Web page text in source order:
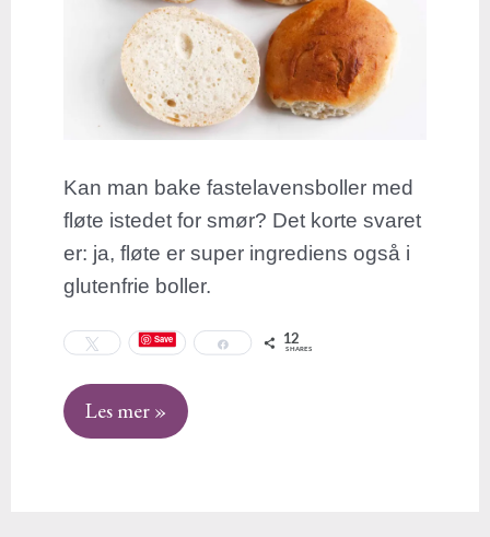
Kan man bake fastelavensboller med
fløte istedet for smør? Det korte svaret
er: ja, fløte er super ingrediens også i
glutenfrie boller.
Save Share 12
SHARES
Les mer »